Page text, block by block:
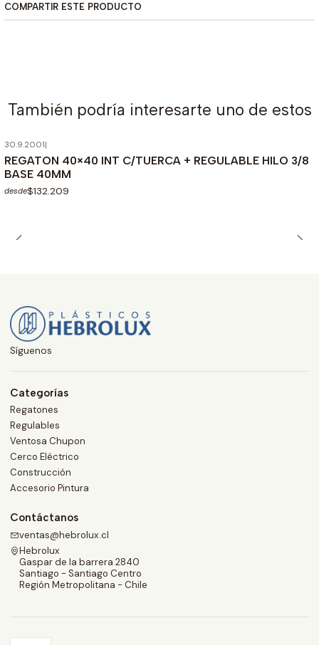
COMPARTIR ESTE PRODUCTO
También podría interesarte uno de estos
30.9.2001|
REGATON 40×40 INT C/TUERCA + REGULABLE HILO 3/8
BASE 40MM
desde$132.209
Síguenos
Categorías
Regatones
Regulables
Ventosa Chupon
Cerco Eléctrico
Construcción
Accesorio Pintura
Contáctanos
ventas@hebrolux.cl
Hebrolux
Gaspar de la barrera 2840
Santiago - Santiago Centro
Región Metropolitana - Chile